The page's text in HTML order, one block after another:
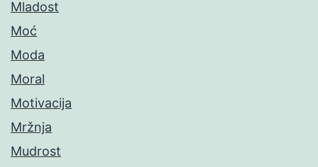
Mladost
Moć
Moda
Moral
Motivacija
Mržnja
Mudrost